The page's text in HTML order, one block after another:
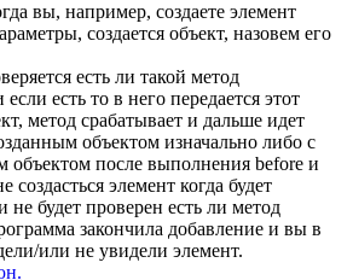
вы, например, создаете элемент
создается объект, назовем его
есть ли такой метод
есть то в него передается этот
метод срабатывает и дальше идет
объектом изначально либо с
объектом после выполнения before и
создасться элемент когда будет
не будет проверен есть ли метод
закончила добавление и вы в
или не увидели элемент.